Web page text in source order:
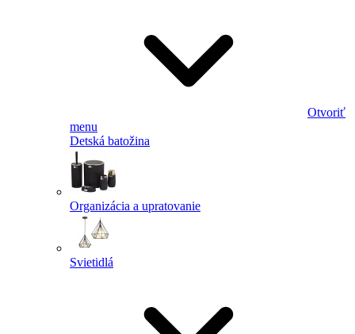
Otvoriť
menu
Detská batožina
Organizácia a upratovanie
Svietidlá